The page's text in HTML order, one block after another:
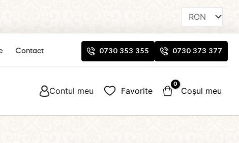
Contact 0730 353 355 0730 373 377
Contul meu Favorite Coșul meu